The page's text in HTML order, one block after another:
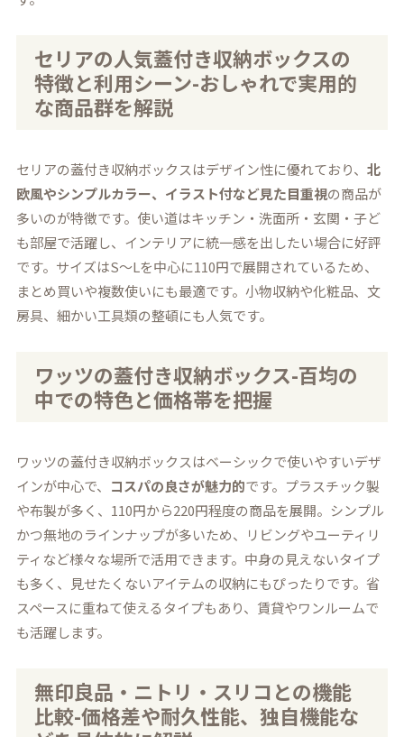
セリアの人気蓋付き収納ボックスの
特徴と利用シーン-おしゃれで実用的
な商品群を解説
セリアの蓋付き収納ボックスはデザイン性に優れており、北
欧風やシンプルカラー、イラスト付など見た目重視の商品が
多いのが特徴です。使い道はキッチン・洗面所・玄関・子ど
も部屋で活躍し、インテリアに統一感を出したい場合に好評
です。サイズはS～Lを中心に110円で展開されているため、
まとめ買いや複数使いにも最適です。小物収納や化粧品、文
房具、細かい工具類の整頓にも人気です。
ワッツの蓋付き収納ボックス-百均の
中での特色と価格帯を把握
ワッツの蓋付き収納ボックスはベーシックで使いやすいデザ
インが中心で、 コスパの良さが魅力的です。プラスチック製
や布製が多く、110円から220円程度の商品を展開。シンプル
かつ無地のラインナップが多いため、リビングやユーティリ
ティなど様々な場所で活用できます。中身の見えないタイプ
も多く、見せたくないアイテムの収納にもぴったりです。省
スペースに重ねて使えるタイプもあり、賃貸やワンルームで
も活躍します。
無印良品・ニトリ・スリコとの機能
比較-価格差や耐久性能、独自機能な